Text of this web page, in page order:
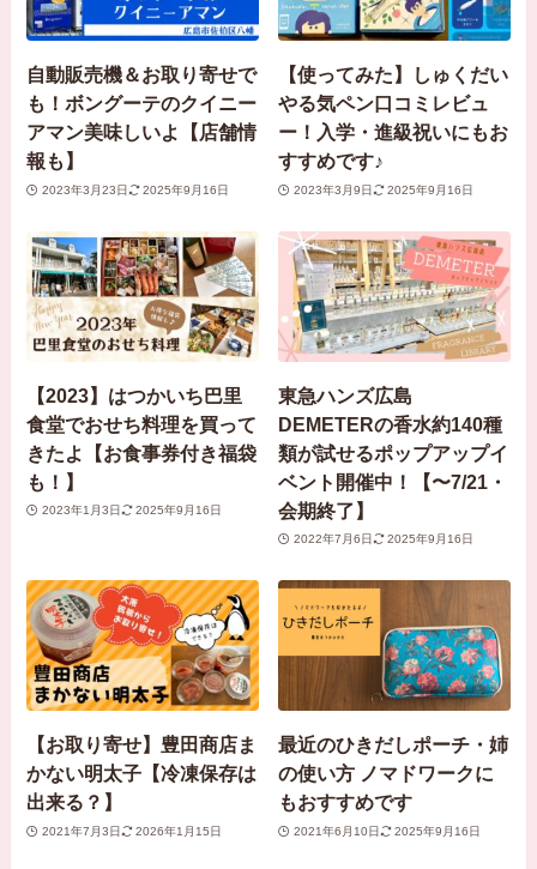
自動販売機＆お取り寄せで
も！ボングーテのクイニー
アマン美味しいよ【店舗情
報も】
2023年3月23日 2025年9月16日
【使ってみた】しゅくだい
やる気ペン口コミレビュ
ー！入学・進級祝いにもお
すすめです♪
2023年3月9日 2025年9月16日
【2023】はつかいち巴里
食堂でおせち料理を買って
きたよ【お食事券付き福袋
も！】
2023年1月3日 2025年9月16日
東急ハンズ広島
DEMETERの香水約140種
類が試せるポップアップイ
ベント開催中！【〜7/21・
会期終了】
2022年7月6日 2025年9月16日
【お取り寄せ】豊田商店ま
かない明太子【冷凍保存は
出来る？】
2021年7月3日 2026年1月15日
最近のひきだしポーチ・姉
の使い方 ノマドワークに
もおすすめです
2021年6月10日 2025年9月16日